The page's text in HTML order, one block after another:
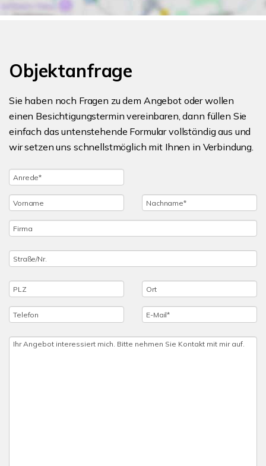
Objektanfrage
Sie haben noch Fragen zu dem Angebot oder wollen
einen Besichtigungstermin vereinbaren, dann füllen Sie
einfach das untenstehende Formular vollständig aus und
wir setzen uns schnellstmöglich mit Ihnen in Verbindung.